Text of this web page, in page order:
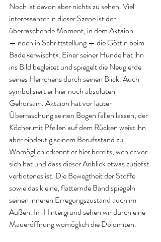
Noch ist davon aber nichts zu sehen. Viel
interessanter in dieser Szene ist der
überraschende Moment, in dem Aktaion
— noch in Schrittstellung — die Göttin beim
Bade «erwischt». Einer seiner Hunde hat ihn
ins Bild begleitet und spiegelt die Neugierde
seines Herrchens durch seinen Blick. Auch
symbolisiert er hier noch absoluten
Gehorsam. Aktaion hat vor lauter
Überraschung seinen Bogen fallen lassen, der
Köcher mit Pfeilen auf dem Rücken weist ihn
aber eindeutig seinem Berufsstand zu.
Womöglich erkennt er hier bereits, wen er vor
sich hat und dass dieser Anblick etwas zutiefst
verbotenes ist. Die Bewegtheit der Stoffe
sowie das kleine, flatternde Band spiegeln
seinen inneren Erregungszustand auch im
Außen. Im Hintergrund sehen wir durch eine
Maueröffnung womöglich die Dolomiten.